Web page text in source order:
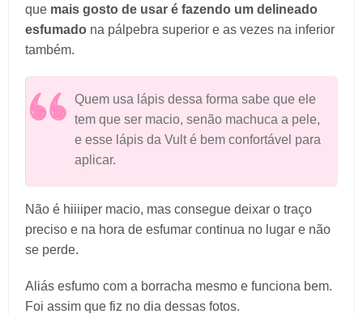
que mais gosto de usar é fazendo um delineado
esfumado na pálpebra superior e as vezes na inferior
também.
Quem usa lápis dessa forma sabe que ele
tem que ser macio, senão machuca a pele,
e esse lápis da Vult é bem confortável para
aplicar.
Não é hiiiiper macio, mas consegue deixar o traço
preciso e na hora de esfumar continua no lugar e não
se perde.
Aliás esfumo com a borracha mesmo e funciona bem.
Foi assim que fiz no dia dessas fotos.